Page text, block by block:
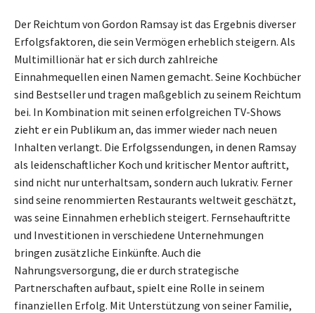
Der Reichtum von Gordon Ramsay ist das Ergebnis diverser
Erfolgsfaktoren, die sein Vermögen erheblich steigern. Als
Multimillionär hat er sich durch zahlreiche
Einnahmequellen einen Namen gemacht. Seine Kochbücher
sind Bestseller und tragen maßgeblich zu seinem Reichtum
bei. In Kombination mit seinen erfolgreichen TV-Shows
zieht er ein Publikum an, das immer wieder nach neuen
Inhalten verlangt. Die Erfolgssendungen, in denen Ramsay
als leidenschaftlicher Koch und kritischer Mentor auftritt,
sind nicht nur unterhaltsam, sondern auch lukrativ. Ferner
sind seine renommierten Restaurants weltweit geschätzt,
was seine Einnahmen erheblich steigert. Fernsehauftritte
und Investitionen in verschiedene Unternehmungen
bringen zusätzliche Einkünfte. Auch die
Nahrungsversorgung, die er durch strategische
Partnerschaften aufbaut, spielt eine Rolle in seinem
finanziellen Erfolg. Mit Unterstützung von seiner Familie,